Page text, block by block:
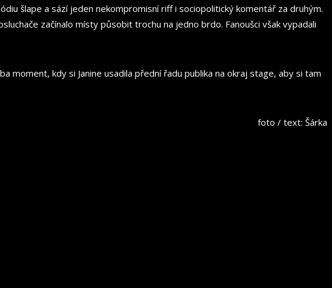
šlape a sází jeden nekompromisní riff i sociopolitický komentář za druhým.
začínalo místy působit trochu na jedno brdo. Fanoušci však vypadali
moment, kdy si Janine usadila přední řadu publika na okraj stage, aby si tam
foto / text: Šárka